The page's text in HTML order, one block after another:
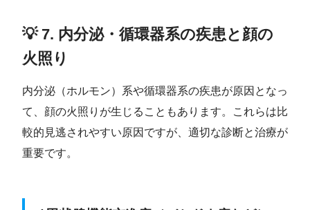
💡 7. 内分泌・循環器系の疾患と顔の
火照り
内分泌（ホルモン）系や循環器系の疾患が原因となっ
て、顔の火照りが生じることもあります。これらは比
較的見逃されやすい原因ですが、適切な診断と治療が
重要です。